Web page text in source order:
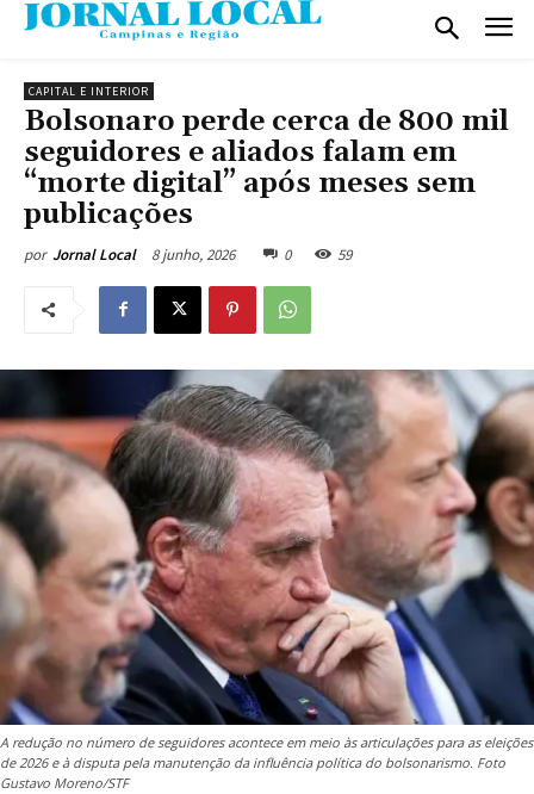
CAPITAL E INTERIOR
Bolsonaro perde cerca de 800 mil
seguidores e aliados falam em
“morte digital” após meses sem
publicações
por Jornal Local 8 junho, 2026 0 59
A redução no número de seguidores acontece em meio às articulações para as eleições
de 2026 e à disputa pela manutenção da influência política do bolsonarismo. Foto
Gustavo Moreno/STF